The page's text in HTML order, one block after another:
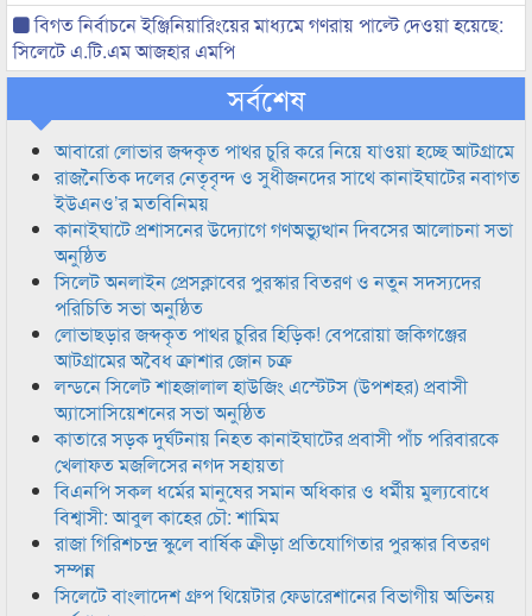
বিগত নির্বাচনে ইঞ্জিনিয়ারিংয়ের মাধ্যমে গণরায় পাল্টে দেওয়া হয়েছে:
সিলেটে এ.টি.এম আজহার এমপি
সর্বশেষ
আবারো লোভার জব্দকৃত পাথর চুরি করে নিয়ে যাওয়া হচ্ছে আটগ্রামে
রাজনৈতিক দলের নেতৃবৃন্দ ও সুধীজনদের সাথে কানাইঘাটের নবাগত
ইউএনও’র মতবিনিময়
কানাইঘাটে প্রশাসনের উদ্যোগে গণঅভ্যুত্থান দিবসের আলোচনা সভা
অনুষ্ঠিত
সিলেট অনলাইন প্রেসক্লাবের পুরস্কার বিতরণ ও নতুন সদস্যদের
পরিচিতি সভা অনুষ্ঠিত
লোভাছড়ার জব্দকৃত পাথর চুরির হিড়িক! বেপরোয়া জকিগঞ্জের
আটগ্রামের অবৈধ ক্রাশার জোন চক্র
লন্ডনে সিলেট শাহজালাল হাউজিং এস্টেটস (উপশহর) প্রবাসী
অ্যাসোসিয়েশনের সভা অনুষ্ঠিত
কাতারে সড়ক দুর্ঘটনায় নিহত কানাইঘাটের প্রবাসী পাঁচ পরিবারকে
খেলাফত মজলিসের নগদ সহায়তা
বিএনপি সকল ধর্মের মানুষের সমান অধিকার ও ধর্মীয় মুল্যবোধে
বিশ্বাসী: আবুল কাহের চৌ: শামিম
রাজা গিরিশচন্দ্র স্কুলে বার্ষিক ক্রীড়া প্রতিযোগিতার পুরস্কার বিতরণ
সম্পন্ন
সিলেটে বাংলাদেশ গ্রুপ থিয়েটার ফেডারেশানের বিভাগীয় অভিনয়